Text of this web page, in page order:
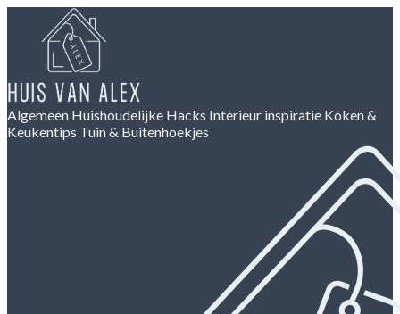
Algemeen Huishoudelijke Hacks Interieur inspiratie Koken &
Keukentips Tuin & Buitenhoekjes